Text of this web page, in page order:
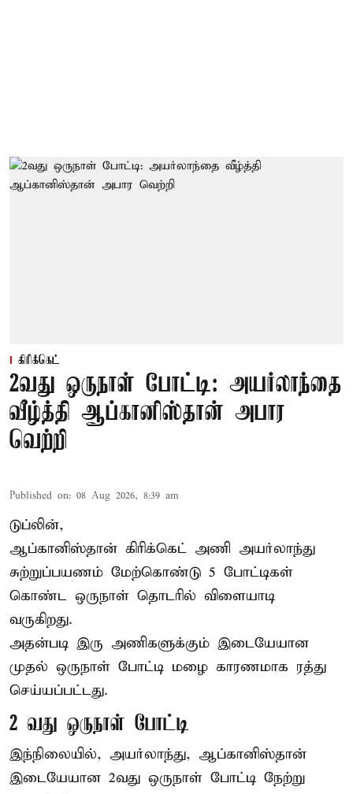
கிரிக்கெட்
2வது ஒருநாள் போட்டி: அயர்லாந்தை
வீழ்த்தி ஆப்கானிஸ்தான் அபார
வெற்றி
Published on: 08 Aug 2026, 8:39 am
டுப்லின்,
ஆப்கானிஸ்தான் கிரிக்கெட் அணி அயர்லாந்து
சுற்றுப்பயணம் மேற்கொண்டு 5 போட்டிகள்
கொண்ட ஒருநாள் தொடரில் விளையாடி
வருகிறது.
அதன்படி இரு அணிகளுக்கும் இடையேயான
முதல் ஒருநாள் போட்டி மழை காரணமாக ரத்து
செய்யப்பட்டது.
2 வது ஒருநாள் போட்டி
இந்நிலையில், அயர்லாந்து, ஆப்கானிஸ்தான்
இடையேயான 2வது ஒருநாள் போட்டி நேற்று